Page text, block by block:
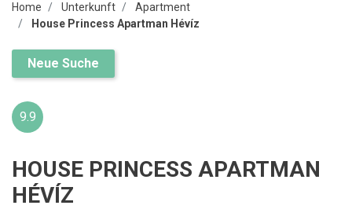
Home Unterkunft
Apartment
House Princess Apartman Hévíz
Neue Suche
9.9
HOUSE PRINCESS APARTMAN
HÉVÍZ